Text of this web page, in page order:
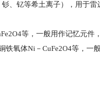
、钇等希土离子），用于雷
等，一般用作记忆元
氧体Ni－CuFe2O4等，一